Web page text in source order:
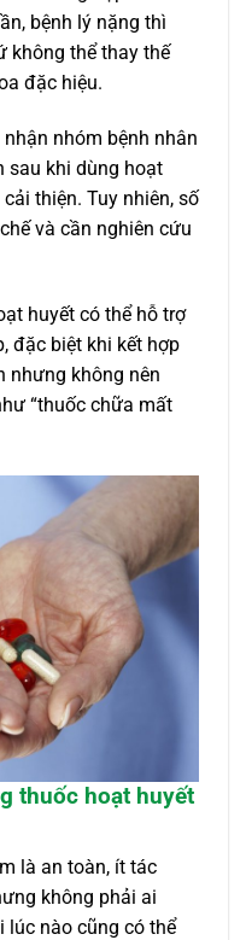
bệnh lý nặng thì
không thể thay thế
đặc hiệu.
nhóm bệnh nhân
sau khi dùng hoạt
thiện. Tuy nhiên, số
và cần nghiên cứu
huyết có thể hỗ trợ
đặc biệt khi kết hợp
nhưng không nên
“thuốc chữa mất
thuốc hoạt huyết
là an toàn, ít tác
không phải ai
lúc nào cũng có thể